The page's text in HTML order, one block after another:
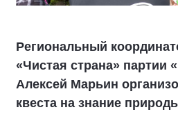
Региональный
«Чистая страна» партии
Алексей Марьин
квеста на знание